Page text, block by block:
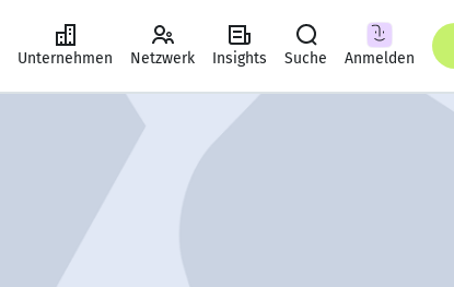
Unternehmen Netzwerk Insights Suche Anmelden